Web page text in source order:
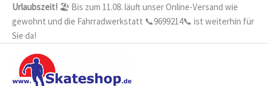
Zum
Inhalt
springen
Urlaubszeit! 🏖️ Bis zum 11.08. läuft unser Online-Versand wie
gewohnt und die Fahrradwerkstatt 📞9699214📞 ist weiterhin für
Sie da!